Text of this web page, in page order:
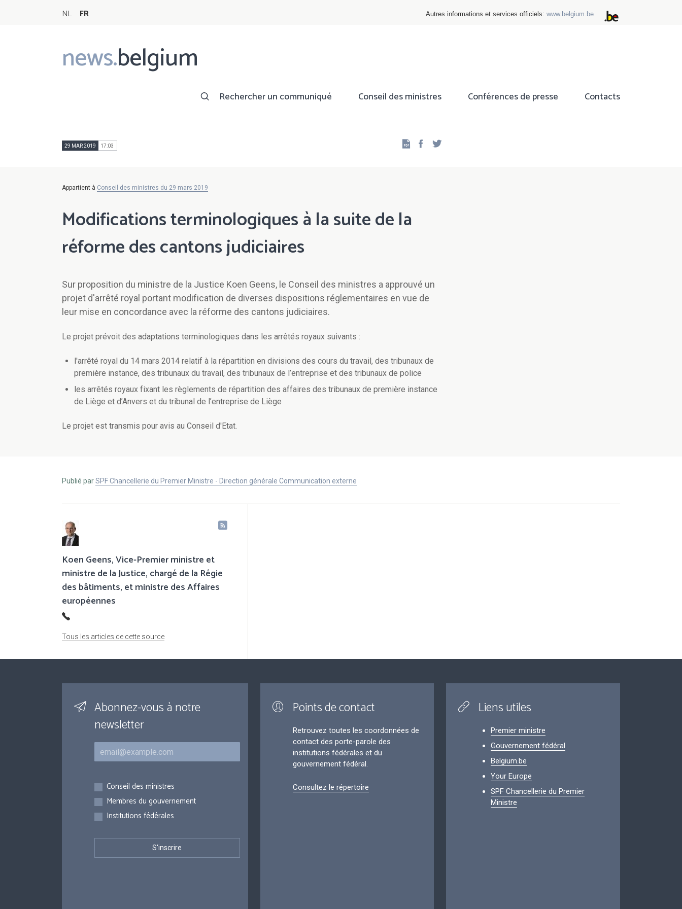
NL FR Autres informations et services officiels: www.belgium.be
news.belgium
Main
navigation
Rechercher un communiqué Conseil des ministres Conférences de presse Contacts
29 MAR 2019 17:03 Facebook
Appartient à Conseil des ministres du 29 mars 2019
Modifications terminologiques à la suite de la
réforme des cantons judiciaires
Sur proposition du ministre de la Justice Koen Geens, le Conseil des ministres a approuvé un
projet d'arrêté royal portant modification de diverses dispositions réglementaires en vue de
leur mise en concordance avec la réforme des cantons judiciaires.
Le projet prévoit des adaptations terminologiques dans les arrêtés royaux suivants :
l'arrêté royal du 14 mars 2014 relatif à la répartition en divisions des cours du travail, des tribunaux de
première instance, des tribunaux du travail, des tribunaux de l’entreprise et des tribunaux de police
les arrêtés royaux fixant les règlements de répartition des affaires des tribunaux de première instance
de Liège et d’Anvers et du tribunal de l’entreprise de Liège
Le projet est transmis pour avis au Conseil d'Etat.
Publié parSPF Chancellerie du Premier Ministre - Direction générale Communication externe
Koen Geens, Vice-Premier ministre et
ministre de la Justice, chargé de la Régie
des bâtiments, et ministre des Affaires
européennes
Tous les articles de cette source
Abonnez-vous à notre
newsletter
Courriel
Inscriptions
Conseil des ministres
Membres du gouvernement
Institutions fédérales
Points de contact
Retrouvez toutes les coordonnées de
contact des porte-parole des
institutions fédérales et du
gouvernement fédéral.
Consultez le répertoire
Liens utiles
Premier ministre
Gouvernement fédéral
Belgium.be
Your Europe
SPF Chancellerie du Premier
Ministre